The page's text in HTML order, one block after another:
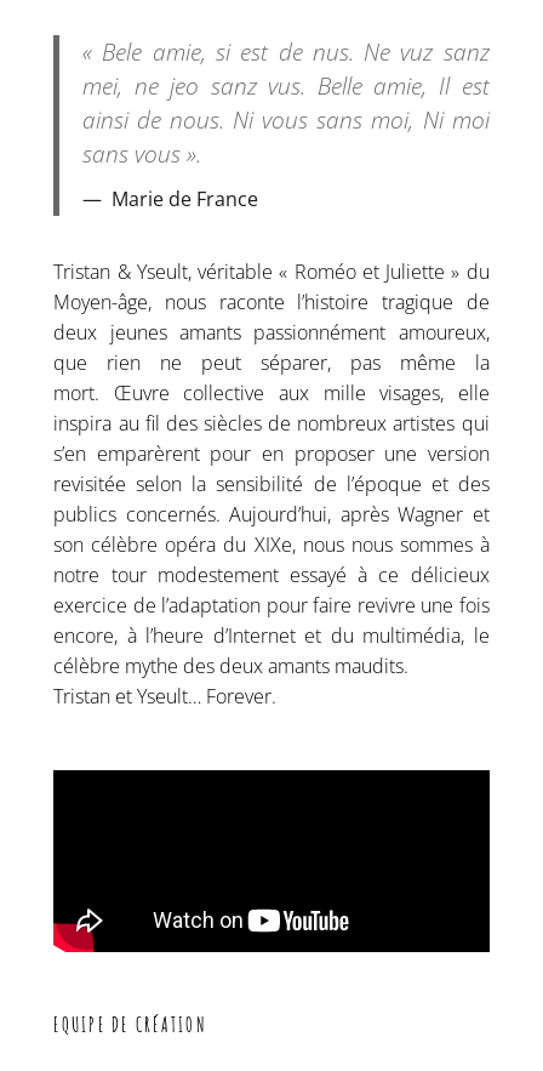
« Bele amie, si est de nus. Ne vuz sanz
mei, ne jeo sanz vus. Belle amie, Il est
ainsi de nous. Ni vous sans moi, Ni moi
sans vous ».
Marie de France
Tristan & Yseult, véritable « Roméo et Juliette » du
Moyen-âge, nous raconte l’histoire tragique de
deux jeunes amants passionnément amoureux,
que rien ne peut séparer, pas même la
mort. Œuvre collective aux mille visages, elle
inspira au fil des siècles de nombreux artistes qui
s’en emparèrent pour en proposer une version
revisitée selon la sensibilité de l’époque et des
publics concernés. Aujourd’hui, après Wagner et
son célèbre opéra du XIXe, nous nous sommes à
notre tour modestement essayé à ce délicieux
exercice de l’adaptation pour faire revivre une fois
encore, à l’heure d’Internet et du multimédia, le
célèbre mythe des deux amants maudits.
Tristan et Yseult… Forever.
EQUIPE DE CRÉATION